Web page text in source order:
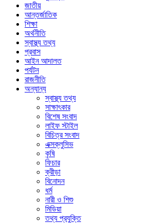
জাতীয়
আন্তর্জাতিক
শিক্ষা
অর্থনীতি
স্বাস্থ্য তথ্য
প্রবাস
আইন আদালত
পর্যটন
রাজনীতি
অন্যান্য
স্বাস্থ্য তথ্য
সাক্ষাৎকার
বিশেষ সংবাদ
লাইফ স্টাইল
বিচিত্র সংবাদ
এক্সক্লুসিভ
কৃষি
ফিচার
ক্রীড়া
বিনোদন
ধর্ম
নারী ও শিশু
মিডিয়া
তথ্য প্রযুক্তি